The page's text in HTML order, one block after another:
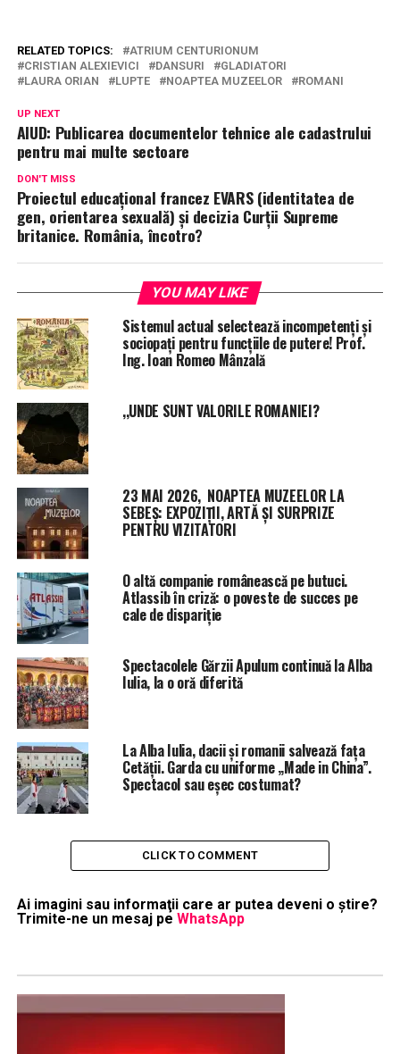
RELATED TOPICS:
ATRIUM CENTURIONUM
CRISTIAN ALEXIEVICI
DANSURI
GLADIATORI
LAURA ORIAN
LUPTE NOAPTEA MUZEELOR ROMANI
UP NEXT
AIUD: Publicarea documentelor tehnice ale cadastrului
pentru mai multe sectoare
DON'T MISS
Proiectul educațional francez EVARS (identitatea de
gen, orientarea sexuală) și decizia Curții Supreme
britanice. România, încotro?
YOU MAY LIKE
Sistemul actual selectează incompetenți și
sociopați pentru funcțiile de putere! Prof.
Ing. Ioan Romeo Mânzală
,,UNDE SUNT VALORILE ROMANIEI?
23 MAI 2026, NOAPTEA MUZEELOR LA
SEBEȘ: EXPOZIȚII, ARTĂ ȘI SURPRIZE
PENTRU VIZITATORI
O altă companie românească pe butuci.
Atlassib în criză: o poveste de succes pe
cale de dispariție
Spectacolele Gărzii Apulum continuă la Alba
Iulia, la o oră diferită
La Alba Iulia, dacii și romanii salvează fața
Cetății. Garda cu uniforme „Made in China”.
Spectacol sau eșec costumat?
CLICK TO COMMENT
Ai imagini sau informaţii care ar putea deveni o ştire?
Trimite-ne un mesaj pe WhatsApp